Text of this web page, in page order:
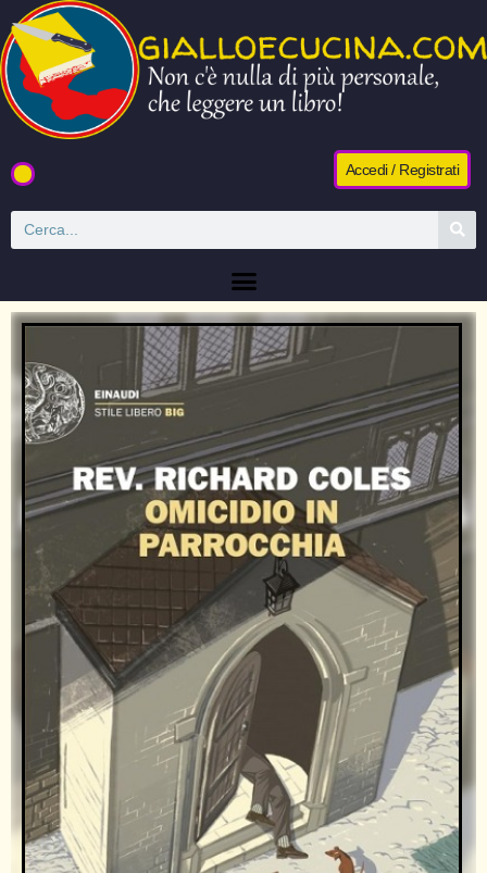
Accedi / Registrati